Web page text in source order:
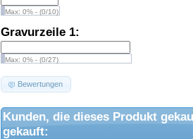
Max: 0% - (0/10)
Gravurzeile 1:
Max: 0% - (0/27)
Bewertungen
Kunden, die dieses Produkt
gekauft: